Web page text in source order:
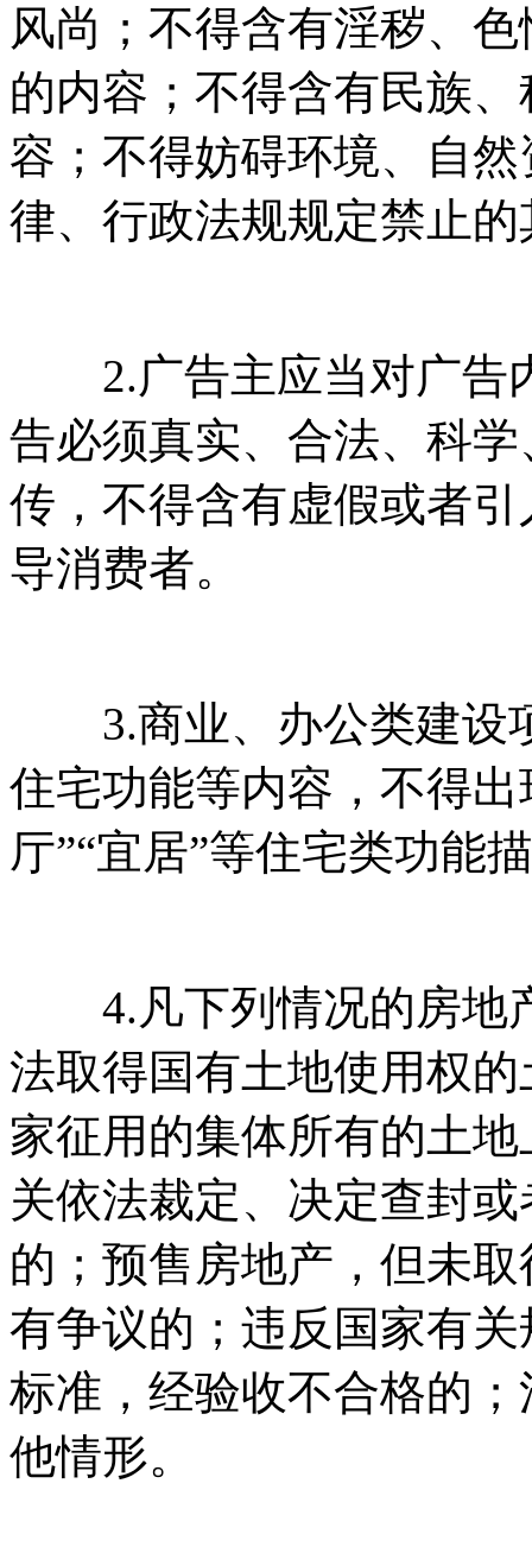
风尚；不得含有淫秽、色情
的内容；不得含有民族、
容；不得妨碍环境
律、行政法规规定禁止的
2.广告主应当对广告内
告必须真实、合法、科
传，不得含有虚假或者引
导消费者。
3.商业、办公类建
住宅功能等内容，不
厅”“宜居”等住宅类功能描述
4.凡下列情况的房地产
法取得国有土地使用权的
家征用的集体所有的土地上
关依法裁定、决定查封
的；预售房地产，但
有争议的；违反国家有
标准，经验收不合格的
他情形。